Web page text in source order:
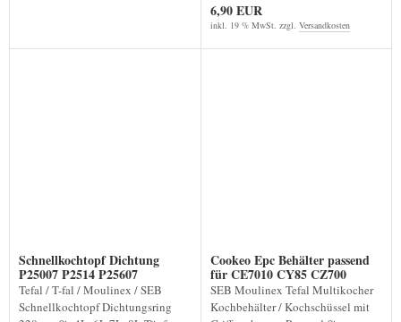
6,90 EUR
inkl. 19 % MwSt. zzgl. Versandkosten
Schnellkochtopf Dichtung
P25007 P2514 P25607
Tefal / T-fal / Moulinex / SEB
Schnellkochtopf Dichtungsring
Cookeo Epc Behälter passend
für CE7010 CY85 CZ700
SEB Moulinex Tefal Multikocher
Kochbehälter / Kochschüssel mit